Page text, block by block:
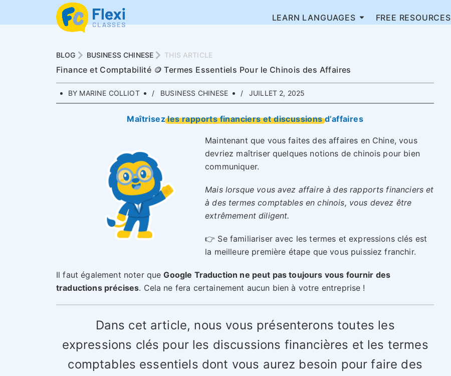
LEARN LANGUAGES FREE RESOURCES
BLOG BUSINESS CHINESE THIS ARTICLE
Finance et Comptabilité 🪙 Termes Essentiels Pour le Chinois des Affaires
BY MARINE COLLIOT BUSINESS CHINESE JUILLET 2, 2025
Maîtrisez les rapports financiers et discussions d’affaires
Maintenant que vous faites des affaires en Chine, vous
devriez maîtriser quelques notions de chinois pour bien
communiquer.
Mais lorsque vous avez affaire à des rapports financiers et
à des termes comptables en chinois, vous devez être
extrêmement diligent.
👉 Se familiariser avec les termes et expressions clés est
la meilleure première étape que vous puissiez franchir.
Il faut également noter queGoogle Traduction ne peut pas toujours vous fournir des
traductions précises. Cela ne fera certainement aucun bien à votre entreprise !
Dans cet article, nous vous présenterons toutes les
expressions clés pour les discussions financières et les termes
comptables essentiels dont vous aurez besoin pour faire des